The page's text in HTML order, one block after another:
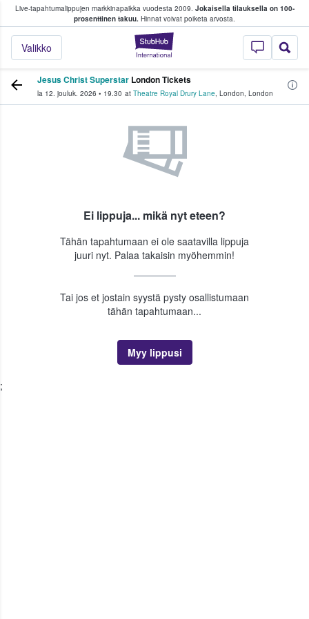
Live-tapahtumalippujen markkinapaikka vuodesta 2009. Jokaisella tilauksella on 100-
prosenttinen takuu. Hinnat voivat poiketa arvosta.
StubHub -
Valikko
fanit ostavat ja myyvät lippuja
Jesus Christ Superstar London Tickets
la 12. jouluk. 2026 • 19.30 at Theatre Royal Drury Lane, London, London
Ei lippuja... mikä nyt eteen?
Tähän tapahtumaan ei ole saatavilla lippuja
juuri nyt. Palaa takaisin myöhemmin!
Tai jos et jostain syystä pysty osallistumaan
tähän tapahtumaan...
Myy lippusi
;